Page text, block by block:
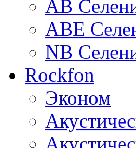
AB
ABE
NB
Rockfon
Эконом